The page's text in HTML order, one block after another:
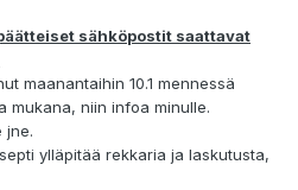
sähköpostit saattavat
maanantaihin 10.1 mennessä
mukana, niin infoa minulle.
jne.
ylläpitää rekkaria ja laskutusta,